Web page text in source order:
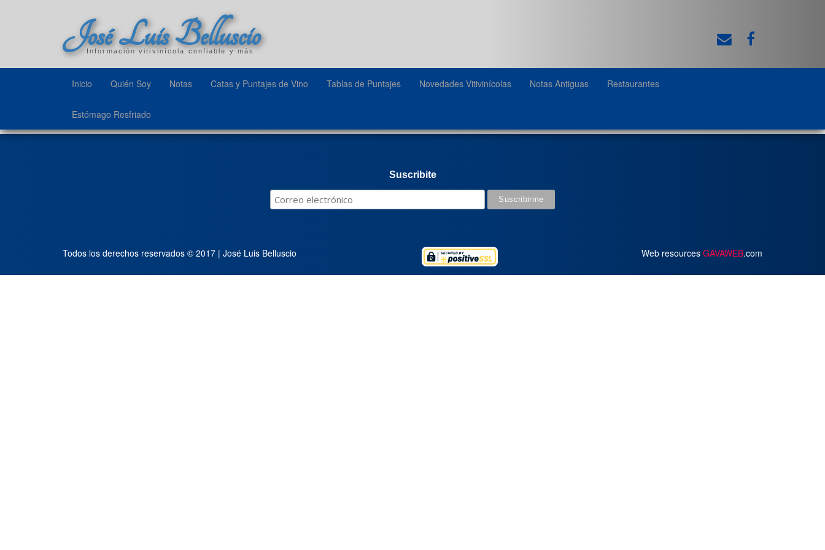
José Luis Belluscio
Información vitivinícola confiable y más
Inicio Quién Soy Notas Catas y Puntajes de Vino Tablas de Puntajes Novedades Vitivinícolas Notas Antiguas Restaurantes
Estómago Resfriado
Suscribite
Todos los derechos reservados © 2017 | José Luis Belluscio Web resources GAVAWEB.com